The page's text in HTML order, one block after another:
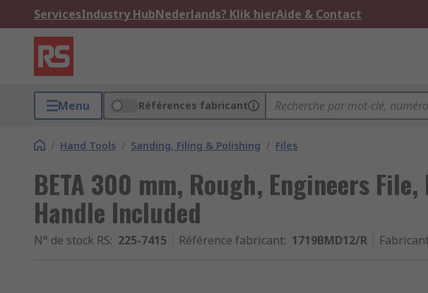
ServicesIndustry HubNederlands? Klik hierAide & Contact
Menu Références fabricant
/ Hand Tools / Sanding, Filing & Polishing / Files
BETA 300 mm, Rough, Engineers File,
Handle Included
N° de stock RS: 225-7415 Référence fabricant: 1719BMD12/R